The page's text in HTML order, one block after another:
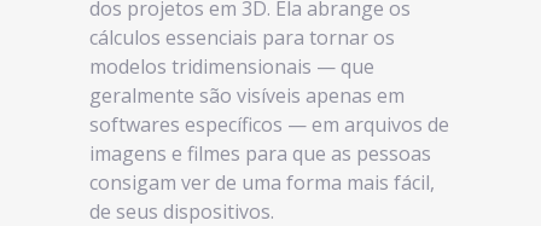
dos projetos em 3D. Ela abrange os
cálculos essenciais para tornar os
modelos tridimensionais — que
geralmente são visíveis apenas em
softwares específicos — em arquivos de
imagens e filmes para que as pessoas
consigam ver de uma forma mais fácil,
de seus dispositivos.